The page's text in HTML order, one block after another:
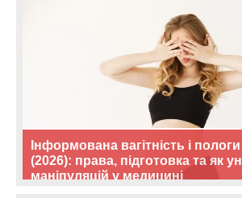
Інформована вагітність і пологи
(2026): права, підготовка та як
маніпуляцій у медицині